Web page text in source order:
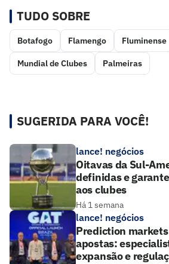
TUDO SOBRE
Botafogo Flamengo Fluminense
Mundial de Clubes Palmeiras
SUGERIDA PARA VOCÊ!
lance! negócios
Oitavas da Sul-
definidas e
aos clubes
Há 1 semana
lance! negócios
Prediction
apostas:
expansão e